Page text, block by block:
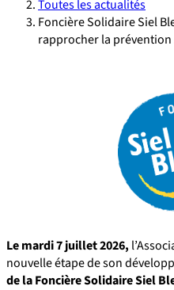
Toutes les actualités
Foncière Solidaire Siel
rapprocher la
Le mardi 7 juillet 2026,
nouvelle étape de son
de la Foncière Solidaire Siel